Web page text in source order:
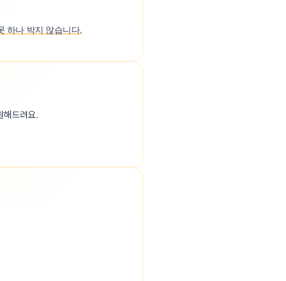
하나 박지 않습니다.
해드려요.